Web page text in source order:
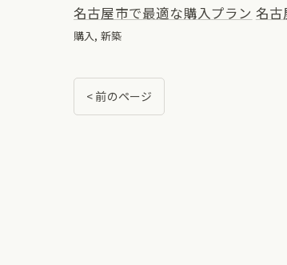
名古屋市で最適な購入プラン 名古
購入 新築
< 前のページ